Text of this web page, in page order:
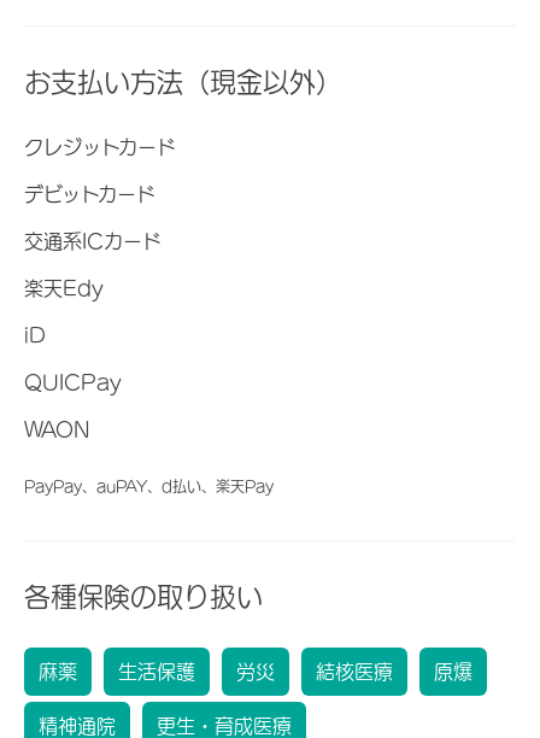
お支払い方法（現金以外）
クレジットカード
デビットカード
交通系ICカード
楽天Edy
iD
QUICPay
WAON
PayPay、auPAY、d払い、楽天Pay
各種保険の取り扱い
麻薬 生活保護 労災 結核医療 原爆
精神通院 更生・育成医療